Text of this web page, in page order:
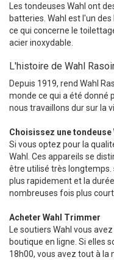
Les tondeuses Wahl ont
batteries. Wahl est l'un
ce qui concerne le
acier inoxydable.
L'histoire de Wahl
Depuis 1919, rend Wahl
monde ce qui a été donné
nous travaillons dur sur la
Choisissez une tondeuse
Si vous optez pour la
Wahl. Ces appareils se
être utilisé très
plus rapidement et la
nombreuses fois plus
Acheter Wahl Trimmer
Le soutiers Wahl vous
boutique en ligne. Si elles
18h00, vous avez tout à la